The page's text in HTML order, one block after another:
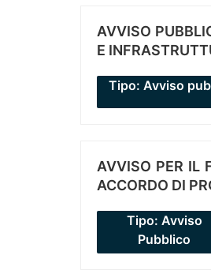
AVVISO
E
Tipo: Avviso
AVVISO PER IL
ACCORDO DI
Tipo: Avviso
Pubblico